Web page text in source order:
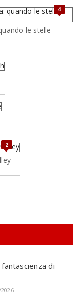
4
le stelle
2
di